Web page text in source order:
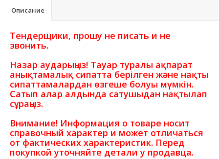
Описание
Тендерщики, прошу не писать и не
звонить.
Назар аударыңыз! Тауар туралы ақпарат
анықтамалық сипатта берілген және нақты
сипаттамалардан өзгеше болуы мүмкін.
Сатып алар алдында сатушыдан нақтылап
сұраңыз.
Внимание! Информация о товаре носит
справочный характер и может отличаться
от фактических характеристик. Перед
покупкой уточняйте детали у продавца.